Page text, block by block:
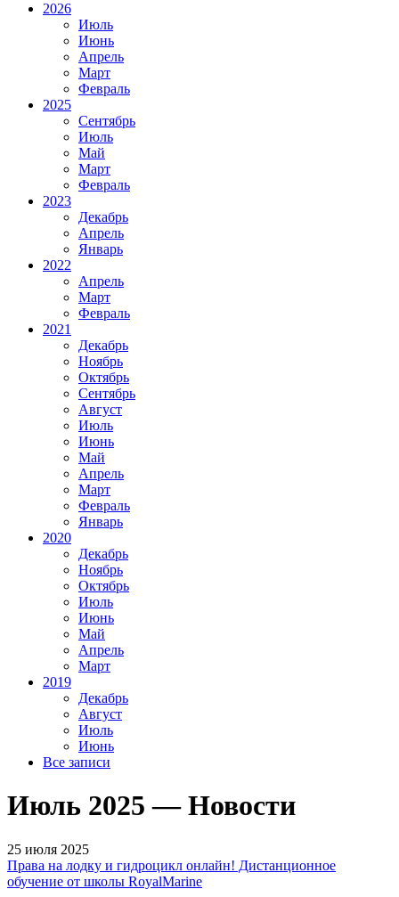
2026
Июль
Июнь
Апрель
Март
Февраль
2025
Сентябрь
Июль
Май
Март
Февраль
2023
Декабрь
Апрель
Январь
2022
Апрель
Март
Февраль
2021
Декабрь
Ноябрь
Октябрь
Сентябрь
Август
Июль
Июнь
Май
Апрель
Март
Февраль
Январь
2020
Декабрь
Ноябрь
Октябрь
Июль
Июнь
Май
Апрель
Март
2019
Декабрь
Август
Июль
Июнь
Все записи
Июль 2025 — Новости
25 июля 2025
Права на лодку и гидроцикл онлайн! Дистанционное
обучение от школы RoyalMarine